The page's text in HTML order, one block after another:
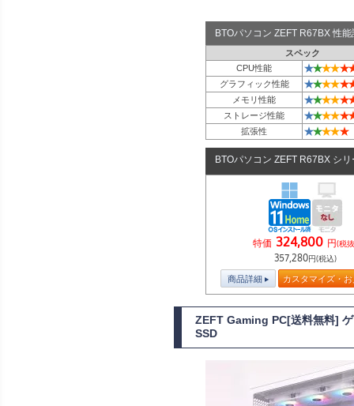
BTOパソコン ZEFT R67BX 性
スペック
CPU性能
★★★★★
グラフィック性能 ★★★★★
メモリ性能 ★★★★★
ストレージ性能 ★★★★★
拡張性 ★★★★★
BTOパソコン ZEFT R67BX シリ
特価 324,800 円(税
357,280円(税込)
商品詳細 カスタマイズ・
ZEFT Gaming PC[送料無料]
SSD